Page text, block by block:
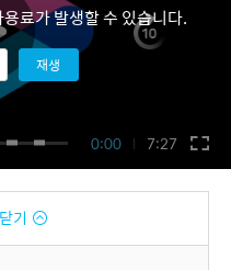
0:00 7:27
료가 발생할 수 있습니다.
재생
기